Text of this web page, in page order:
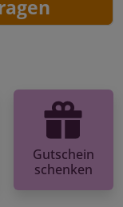
Gutschein
schenken